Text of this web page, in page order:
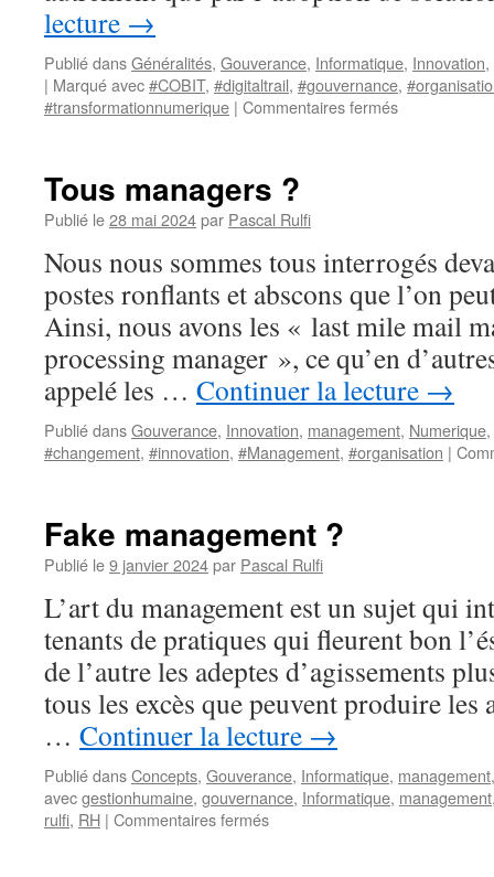
lecture →
Publié dansGénéralités, Gouverance, Informatique, Innovation,
| Marqué avec#COBIT, #digitaltrail, #gouvernance,
#transformationnumerique | Commentaires ferméssur
organisations
Tous managers ?
Publié le28 mai 2024par Pascal Rulfi
Nous nous sommes tous interrogés
postes ronflants et abscons que l’on
Ainsi, nous avons les « last mile mail
processing manager », ce qu’en
appelé les … Continuer la lecture →
Publié dansGouverance, Innovation, management, Numerique,
#changement, #innovation, #Management, #organisation |
Fake management ?
Publié le9 janvier 2024par Pascal Rulfi
L’art du management est un sujet qui
tenants de pratiques qui fleurent bon
de l’autre les adeptes d’agissements
tous les excès que peuvent produire les
… Continuer la lecture →
Publié dansConcepts, Gouverance, Informatique, management
avecgestionhumaine, gouvernance, Informatique, management
rulfi, RH | Commentaires ferméssur